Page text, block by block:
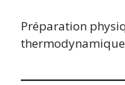
Préparation